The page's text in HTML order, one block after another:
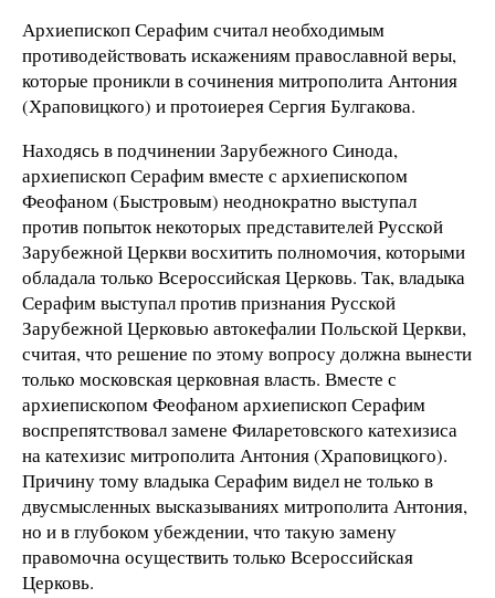
Архиепископ Серафим считал необходимым
противодействовать искажениям православной веры,
которые проникли в сочинения митрополита Антония
(Храповицкого) и протоиерея Сергия Булгакова.
Находясь в подчинении Зарубежного Синода,
архиепископ Серафим вместе с архиепископом
Феофаном (Быстровым) неоднократно выступал
против попыток некоторых представителей Русской
Зарубежной Церкви восхитить полномочия, которыми
обладала только Всероссийская Церковь. Так, владыка
Серафим выступал против признания Русской
Зарубежной Церковью автокефалии Польской Церкви,
считая, что решение по этому вопросу должна вынести
только московская церковная власть. Вместе с
архиепископом Феофаном архиепископ Серафим
воспрепятствовал замене Филаретовского катехизиса
на катехизис митрополита Антония (Храповицкого).
Причину тому владыка Серафим видел не только в
двусмысленных высказываниях митрополита Антония,
но и в глубоком убеждении, что такую замену
правомочна осуществить только Всероссийская
Церковь.